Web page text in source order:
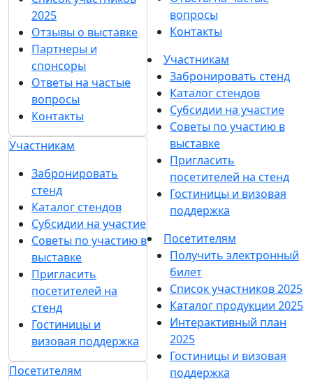
2025
Отзывы о выставке
Партнеры и
спонсоры
Ответы на частые
вопросы
Контакты
Участникам
Забронировать
стенд
Каталог стендов
Субсидии на участие
Советы по участию в
выставке
Пригласить
посетителей на
стенд
Гостиницы и
визовая поддержка
Посетителям
вопросы
Контакты
Участникам
Забронировать стенд
Каталог стендов
Субсидии на участие
Советы по участию в
выставке
Пригласить
посетителей на стенд
Гостиницы и визовая
поддержка
Посетителям
Получить электронный
билет
Список участников 2025
Каталог продукции 2025
Интерактивный план
2025
Гостиницы и визовая
поддержка